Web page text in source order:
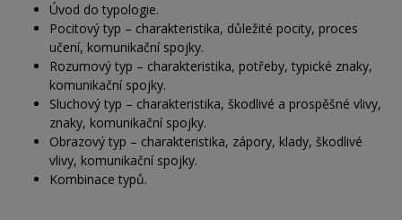
Úvod do typologie.
Pocitový typ – charakteristika, důležité pocity, proces
učení, komunikační spojky.
Rozumový typ – charakteristika, potřeby, typické znaky,
komunikační spojky.
Sluchový typ – charakteristika, škodlivé a prospěšné vlivy,
znaky, komunikační spojky.
Obrazový typ – charakteristika, zápory, klady, škodlivé
vlivy, komunikační spojky.
Kombinace typů.